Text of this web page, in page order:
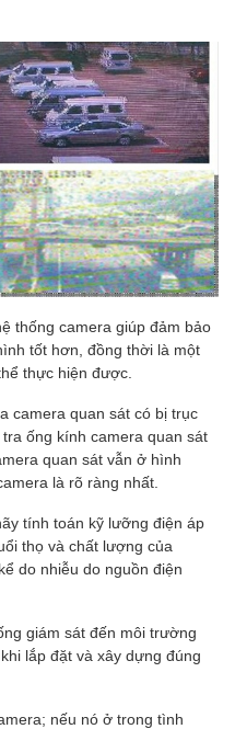
thống camera giúp đảm bảo
tốt hơn, đồng thời là một
thực hiện được.
camera quan sát có bị trục
ống kính camera quan sát
quan sát vẫn ở hình
là rõ ràng nhất.
tính toán kỹ lưỡng điện áp
thọ và chất lượng của
do nhiễu do nguồn điện
giám sát đến môi trường
lắp đặt và xây dựng đúng
nếu nó ở trong tình